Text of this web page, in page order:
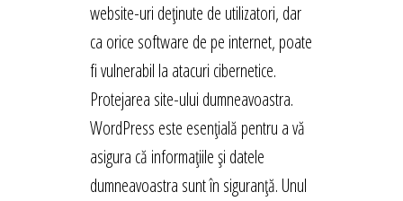
website-uri deținute de utilizatori, dar
ca orice software de pe internet, poate
fi vulnerabil la atacuri cibernetice.
Protejarea site-ului dumneavoastra.
WordPress este esențială pentru a vă
asigura că informațiile și datele
dumneavoastra sunt în siguranță. Unul